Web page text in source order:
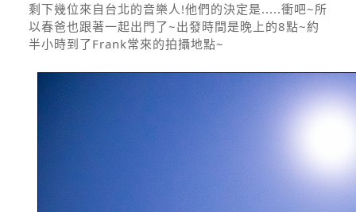
剩下幾位來自台北的音樂人!他們的決定是.....衝吧~所
以春爸也跟著一起出門了~出發時間是晚上的8點~約
半小時到了Frank常來的拍攝地點~